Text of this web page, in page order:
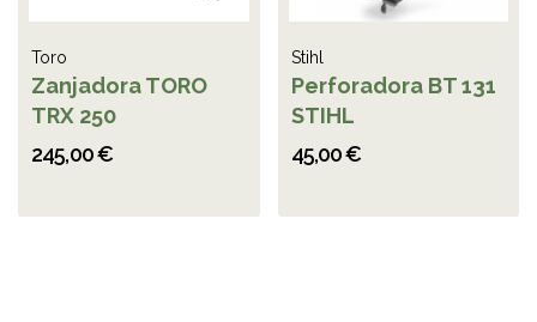
Toro
Zanjadora TORO
TRX 250
245,00 €
Stihl
Perforadora BT 131
STIHL
45,00 €